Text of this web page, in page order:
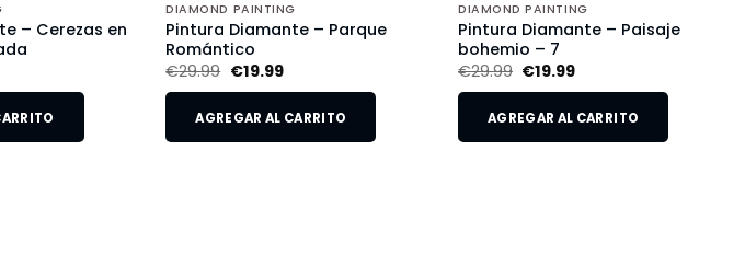
– Cerezas en
DIAMOND PAINTING
Pintura Diamante – Parque
Romántico
€29.99 €19.99
AGREGAR AL CARRITO
DIAMOND PAINTING
Pintura Diamante – Paisaje
bohemio – 7
€29.99 €19.99
AGREGAR AL CARRITO